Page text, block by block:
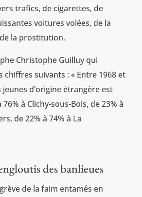
trafics, de cigarettes, de
voitures volées, de la
la prostitution.
Christophe Guilluy qui
chiffres suivants : « Entre 1968 et
jeunes d’origine étrangère est
76% à Clichy-sous-Bois, de 23% à
de 22% à 74% à La
des banlieues
de la faim entamés en